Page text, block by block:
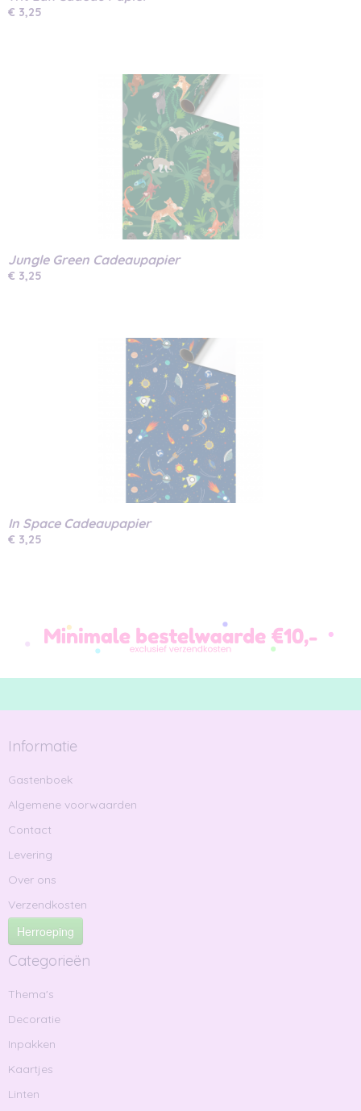
€ 3,25
Jungle Green Cadeaupapier
€ 3,25
In Space Cadeaupapier
€ 3,25
Informatie
Gastenboek
Algemene voorwaarden
Contact
Levering
Over ons
Verzendkosten
Herroeping
Categorieën
Thema's
Decoratie
Inpakken
Kaartjes
Linten